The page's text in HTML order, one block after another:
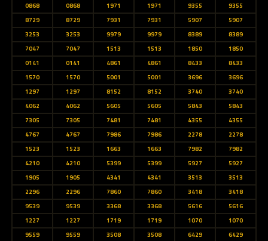
0868
0868 1971 1971 9355
9355
8729
8729 7931 7931 5907
5907
3253
3253 9979 9979 8389
8389
7047
7047 1513 1513 1850
1850
0141
0141 4861 4861 8433
8433
1570
1570 5001 5001 3696
3696
1297
1297 8152 8152 3740
3740
4062
4062 5605 5605 5843
5843
7305
7305 7481 7481 4355
4355
4767
4767 7986 7986 2278
2278
1523
1523 1663 1663 7982
7982
4210
4210 5399 5399 5927
5927
1905
1905 4341 4341 3513
3513
2296
2296 7860 7860 3418
3418
9539
9539 3368 3368 5616
5616
1227
1227 1719 1719 1070
1070
9559
9559 3508 3508 6429
6429